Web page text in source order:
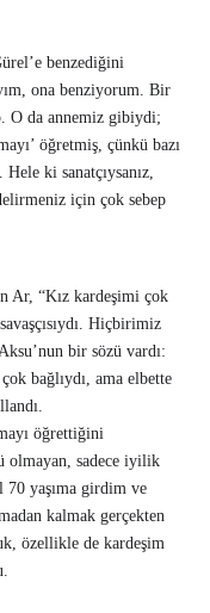
benzediğini
ona benziyorum. Bir
O da annemiz gibiydi;
öğretmiş, çünkü bazı
ki sanatçıysanız,
için çok sebep
Ar, “Kız kardeşimi çok
Hiçbirimiz
bir sözü vardı:
bağlıydı, ama elbette
öğrettiğini
olmayan, sadece iyilik
yaşıma girdim ve
kalmak gerçekten
özellikle de kardeşim